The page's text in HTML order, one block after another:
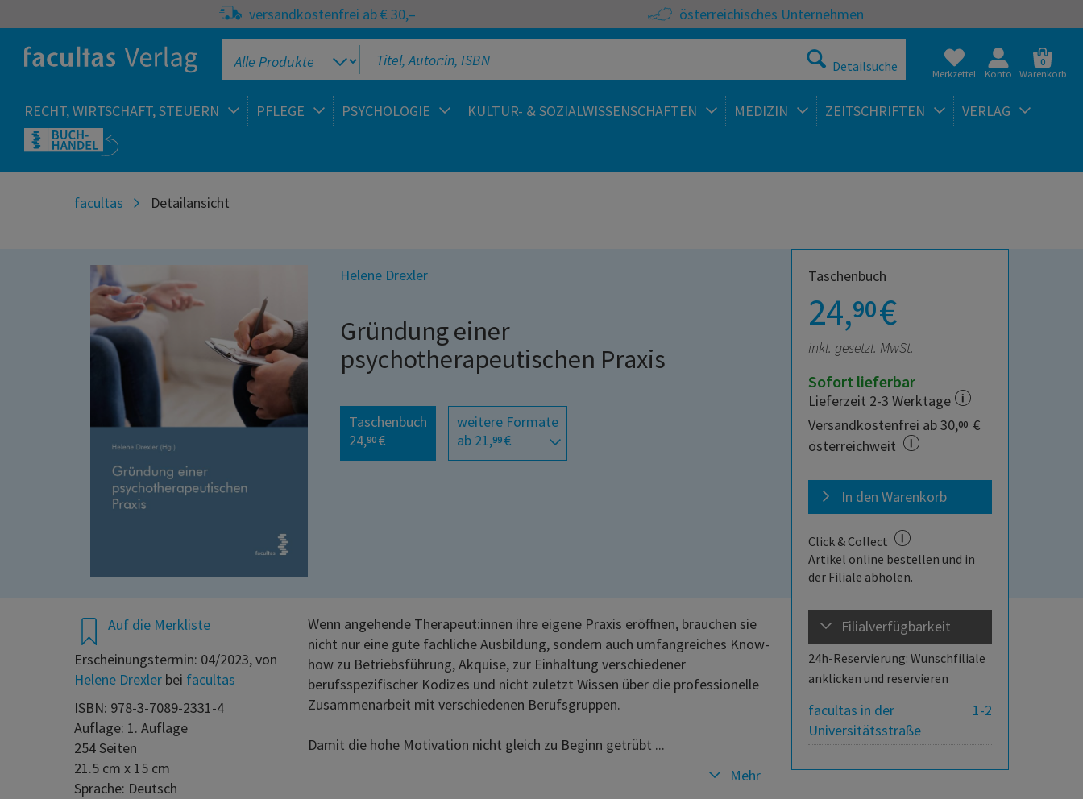
versandkostenfrei ab € 30,– österreichisches Unternehmen
Detailsuche Merkzettel Konto
0
Warenkorb
RECHT, WIRTSCHAFT, STEUERN PFLEGE PSYCHOLOGIE KULTUR- & SOZIALWISSENSCHAFTEN MEDIZIN ZEITSCHRIFTEN VERLAG
facultas Detailansicht
Helene Drexler
Gründung einer
psychotherapeutischen Praxis
Taschenbuch
24,90 €
weitere Formate
ab 21,99 €
Taschenbuch
24,90€
inkl. gesetzl. MwSt.
Sofort lieferbar
Lieferzeit 2-3 Werktage
Versandkostenfrei ab 30,00 €
österreichweit
In den Warenkorb
Click & Collect
Artikel online bestellen und in
der Filiale abholen.
Filialverfügbarkeit
24h-Reservierung: Wunschfiliale
anklicken und reservieren
1-2
facultas in der
Universitätsstraße
Auf die Merkliste
Erscheinungstermin: 04/2023, von
Helene Drexler bei facultas
ISBN: 978-3-7089-2331-4
Auflage: 1. Auflage
254 Seiten
21.5 cm x 15 cm
Sprache: Deutsch
Wenn angehende Therapeut:innen ihre eigene Praxis eröffnen, brauchen sie
nicht nur eine gute fachliche Ausbildung, sondern auch umfangreiches Know-
how zu Betriebsführung, Akquise, zur Einhaltung verschiedener
berufsspezifischer Kodizes und nicht zuletzt Wissen über die professionelle
Zusammenarbeit mit verschiedenen Berufsgruppen.
Damit die hohe Motivation nicht gleich zu Beginn getrübt ...
Mehr